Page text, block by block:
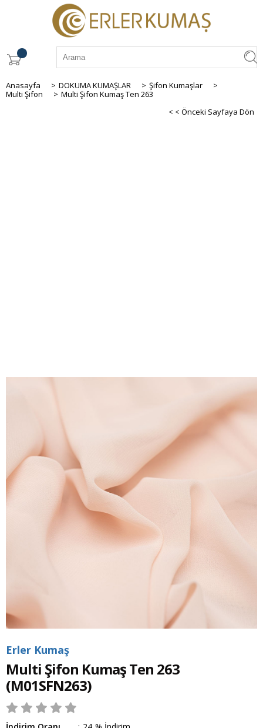
Anasayfa > DOKUMA KUMAŞLAR > Şifon Kumaşlar
>
Multi Şifon
> Multi Şifon Kumaş Ten 263
< < Önceki Sayfaya Dön
Erler Kumaş
Multi Şifon Kumaş Ten 263
(M01SFN263)